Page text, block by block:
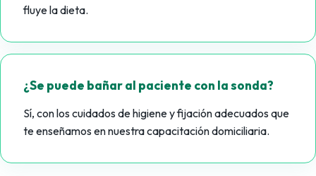
fluye la dieta.
¿Se puede bañar al paciente con la sonda?
Sí, con los cuidados de higiene y fijación adecuados que
te enseñamos en nuestra capacitación domiciliaria.